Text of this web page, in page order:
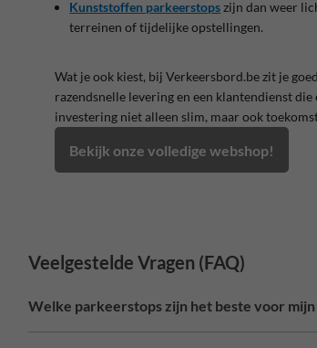
Kunststoffen parkeerstopszijn dan weer
terreinen of tijdelijke opstellingen.
Wat je ook kiest, bij Verkeersbord.be zit je
razendsnelle levering en een klantendienst
investering niet alleen slim, maar ook
Bekijk onze volledige webshop!
Veelgestelde Vragen (FAQ)
Welke parkeerstops zijn het beste voor